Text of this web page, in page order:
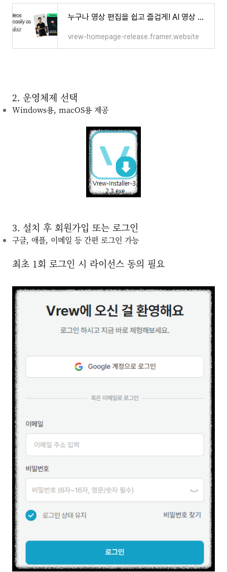
누구나 영상 편집을 쉽고 즐겁게! AI 영상 편집 프로그램, 브루 Vrew
vrew-homepage-release.framer.website
2. 운영체제 선택
Windows용, macOS용 제공
3. 설치 후 회원가입 또는 로그인
구글, 애플, 이메일 등 간편 로그인 가능
최초 1회 로그인 시 라이선스 동의 필요